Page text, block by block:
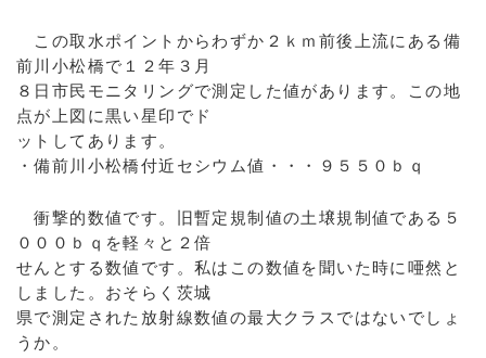
この取水ポイントからわずか２ｋｍ前後上流にある備
前川小松橋で１２年３月
８日市民モニタリングで測定した値があります。この地
点が上図に黒い星印でド
ットしてあります。
・備前川小松橋付近セシウム値・・・９５５０ｂｑ
衝撃的数値です。旧暫定規制値の土壌規制値である５
０００ｂｑを軽々と２倍
せんとする数値です。私はこの数値を聞いた時に唖然と
しました。おそらく茨城
県で測定された放射線数値の最大クラスではないでしょ
うか。